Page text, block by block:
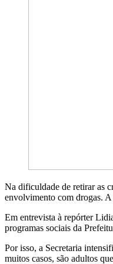
Na dificuldade de retirar as
envolvimento com drogas.
Em entrevista à repórter
programas sociais da
Por isso, a Secretaria
muitos casos, são adultos